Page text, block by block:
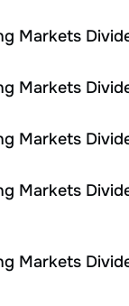
Markets
Markets
Markets
Markets
Markets